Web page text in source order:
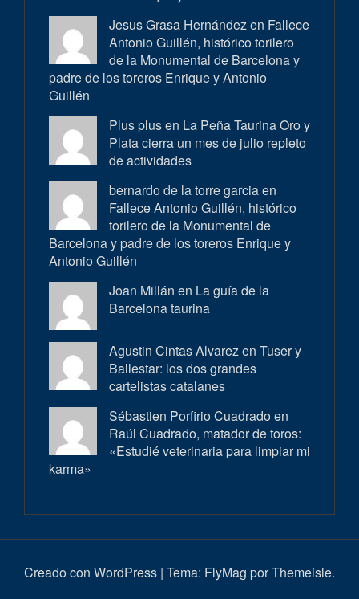
Jesus Grasa Hernández en Fallece
Antonio Guillén, histórico torilero
de la Monumental de Barcelona y
padre de los toreros Enrique y Antonio
Guillén
Plus plus en La Peña Taurina Oro y
Plata cierra un mes de julio repleto
de actividades
bernardo de la torre garcia en
Fallece Antonio Guillén, histórico
torilero de la Monumental de
Barcelona y padre de los toreros Enrique y
Antonio Guillén
Joan Millán en La guía de la
Barcelona taurina
Agustin Cintas Alvarez en Tuser y
Ballestar: los dos grandes
cartelistas catalanes
Sébastien Porfirio Cuadrado en
Raúl Cuadrado, matador de toros:
«Estudié veterinaria para limpiar mi
karma»
Creado con WordPress | Tema: FlyMag por Themeisle.